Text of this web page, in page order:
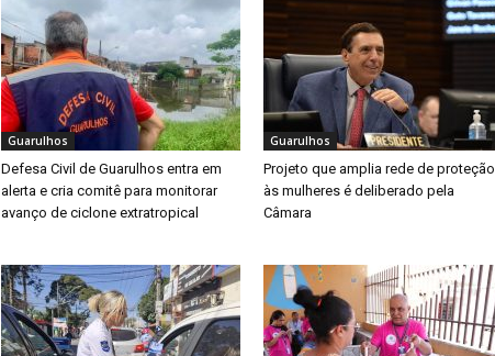
Guarulhos
Defesa Civil de Guarulhos entra em
alerta e cria comitê para monitorar
avanço de ciclone extratropical
Guarulhos
Projeto que amplia rede de proteção
às mulheres é deliberado pela
Câmara